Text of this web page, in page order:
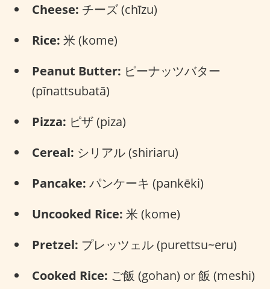
Cheese: チーズ (chīzu)
Rice: 米 (kome)
Peanut Butter: ピーナッツバター
(pīnattsubatā)
Pizza: ピザ (piza)
Cereal: シリアル (shiriaru)
Pancake: パンケーキ (pankēki)
Uncooked Rice: 米 (kome)
Pretzel: プレッツェル (purettsu~eru)
Cooked Rice: ご飯 (gohan) or 飯 (meshi)